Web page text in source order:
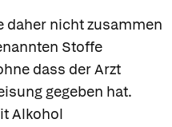
daher nicht zusammen
Stoffe
dass der Arzt
gegeben hat.
Alkohol